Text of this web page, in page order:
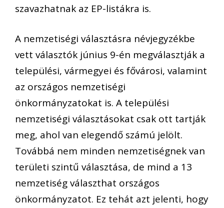
szavazhatnak az EP-listákra is.
A nemzetiségi választásra névjegyzékbe
vett választók június 9-én megválasztják a
települési, vármegyei és fővárosi, valamint
az országos nemzetiségi
önkormányzatokat is. A települési
nemzetiségi választásokat csak ott tartják
meg, ahol van elegendő számú jelölt.
Továbbá nem minden nemzetiségnek van
területi szintű választása, de mind a 13
nemzetiség választhat országos
önkormányzatot. Ez tehát azt jelenti, hogy